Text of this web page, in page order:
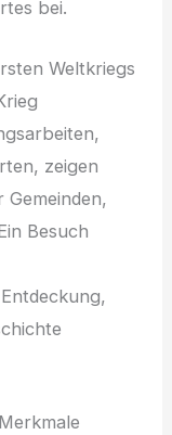
bei.
Weltkriegs
zeigen
Gemeinden,
Besuch